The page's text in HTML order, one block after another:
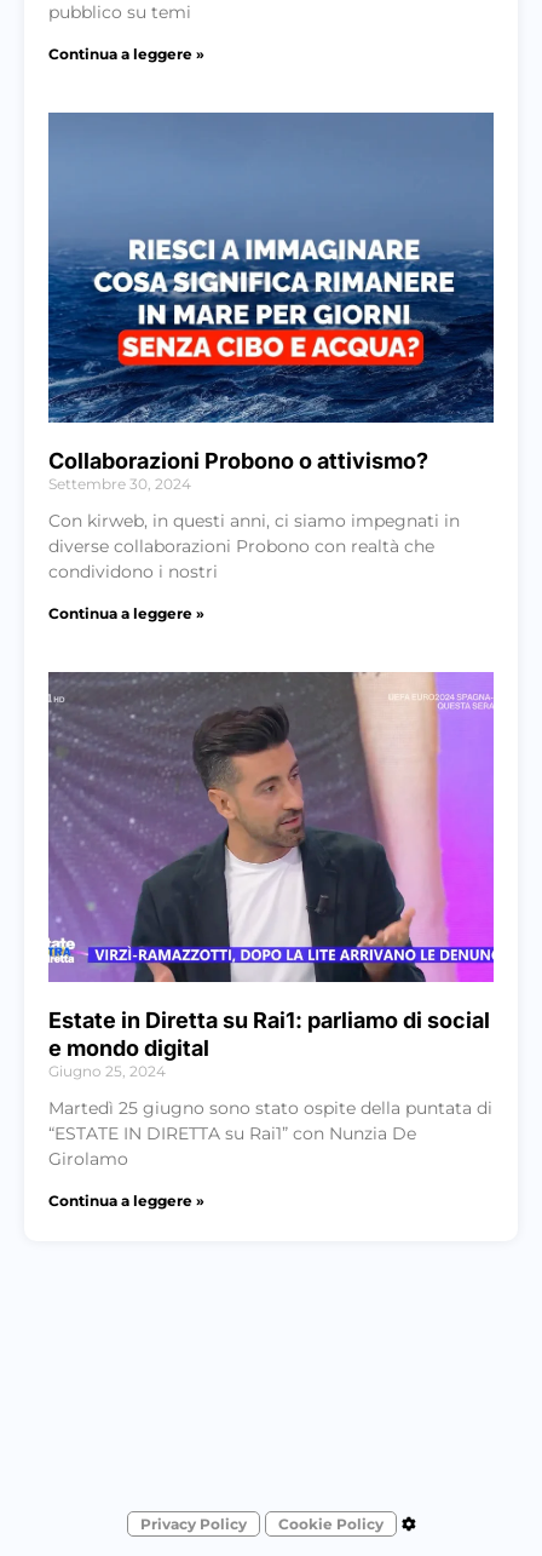
pubblico su temi
Continua a leggere »
Collaborazioni Probono o attivismo?
Settembre 30, 2024
Con kirweb, in questi anni, ci siamo impegnati in
diverse collaborazioni Probono con realtà che
condividono i nostri
Continua a leggere »
Estate in Diretta su Rai1: parliamo di social
e mondo digital
Giugno 25, 2024
Martedì 25 giugno sono stato ospite della puntata di
“ESTATE IN DIRETTA su Rai1” con Nunzia De
Girolamo
Continua a leggere »
Privacy Policy Cookie Policy